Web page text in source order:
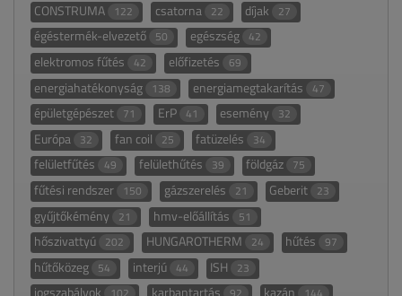
CONSTRUMA 122 csatorna 22 díjak 27
égéstermék-elvezető 50 egészség 42
elektromos fűtés 42 előfizetés 69
energiahatékonyság 138 energiamegtakarítás 47
épületgépészet 71 ErP 41 esemény 32
Európa 32 fan coil 25 fatüzelés 34
felületfűtés 49 felülethűtés 39 földgáz 75
fűtési rendszer 150 gázszerelés 21 Geberit 23
gyűjtőkémény 21 hmv-előállítás 51
hőszivattyú 202 HUNGAROTHERM 24 hűtés 97
hűtőközeg 54 interjú 44 ISH 23
jogszabályok karbantartás kazán